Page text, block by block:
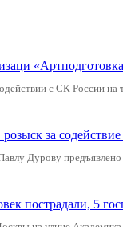
с СК России на
за
Дурову предъявлено
пострадали, 5